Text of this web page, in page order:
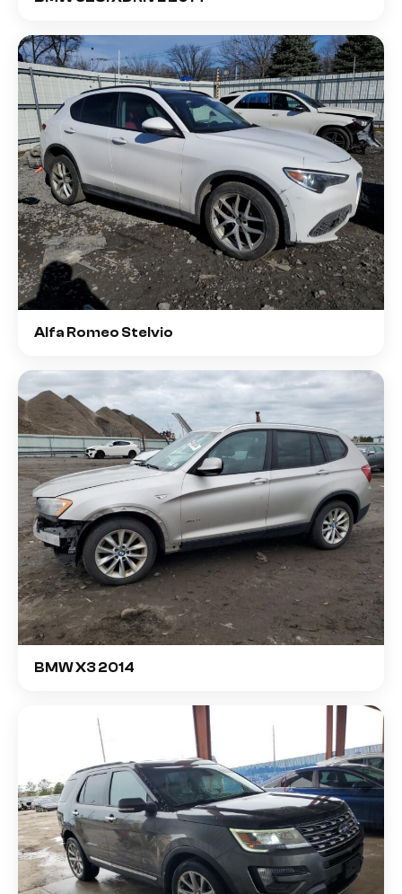
Alfa Romeo Stelvio
BMW X3 2014